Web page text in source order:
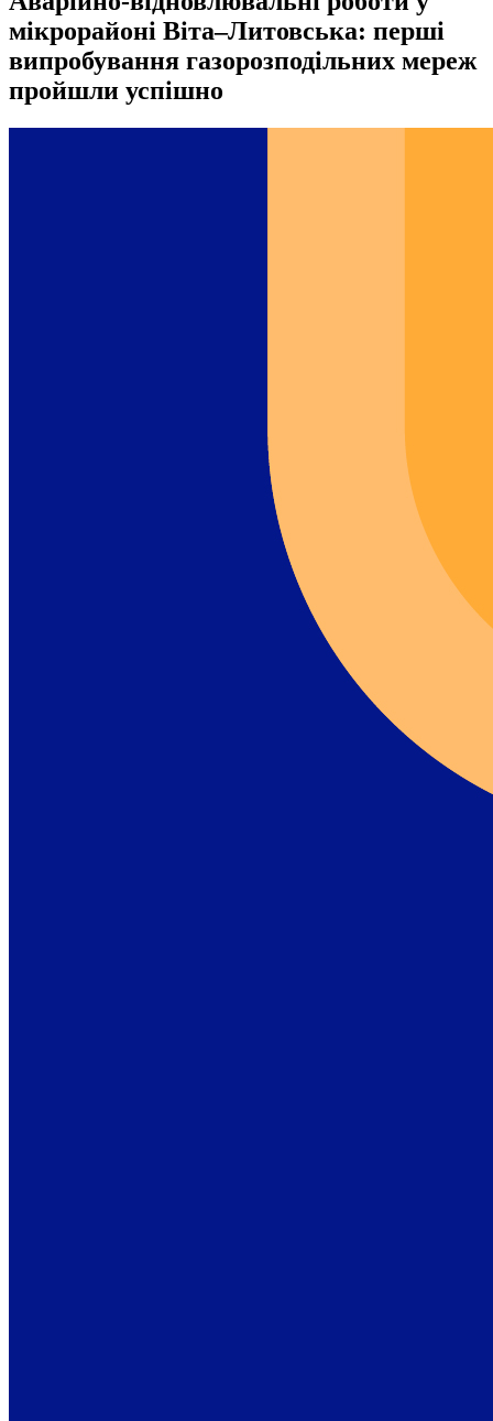
мікрорайоні Віта–Литовська: перші
випробування газорозподільних мереж
пройшли успішно